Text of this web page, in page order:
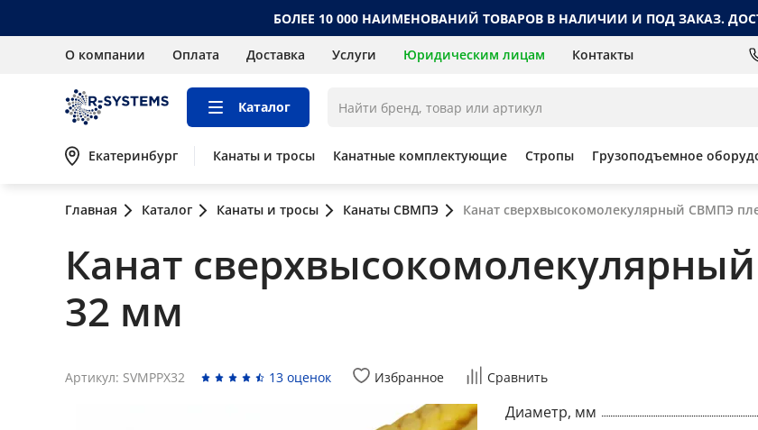
БОЛЕЕ 10 000 НАИМЕНОВАНИЙ ТОВАРОВ В НАЛИЧИИ И ПОД ЗАКАЗ.
О компании Оплата Доставка Услуги Юридическим лицам Контакты
Каталог
Екатеринбург Канаты и тросы Канатные комплектующие Стропы Грузоподъемное
Главная Каталог Канаты и тросы Канаты СВМПЭ Канат сверхвысокомолекулярный СВМПЭ
Канат
32 мм
Артикул: SVMPPX32 13 оценок Избранное Сравнить
Диаметр, мм